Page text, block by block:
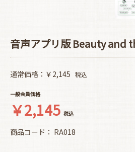
音声アプリ版 Beauty and
通常価格：￥2,145 税込
一般会員価格
￥2,145 税込
商品コード： RA018